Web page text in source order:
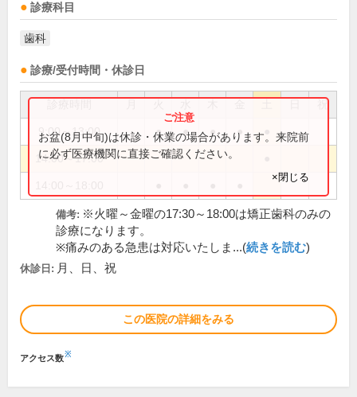
診療科目
歯科
診療/受付時間・休診日
祝
9:00～13:00 ● ● ● ●
14:00～17:00
お盆(8月中旬)は休診・休業の場合があります。来院前
に必ず医療機関に直接ご確認ください。
×閉じる
備考: ※火曜～金曜の17:30～18:00は矯正歯科のみの
診療になります。
※痛みのある急患は対応いたしま...(続きを読む)
休診日: 月、日、祝
この医院の詳細をみる
アクセス数※